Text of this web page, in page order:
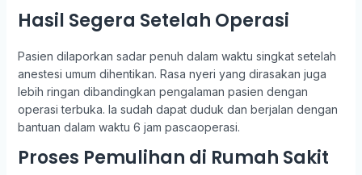
Hasil Segera Setelah Operasi
Pasien dilaporkan sadar penuh dalam waktu singkat setelah
anestesi umum dihentikan. Rasa nyeri yang dirasakan juga
lebih ringan dibandingkan pengalaman pasien dengan
operasi terbuka. Ia sudah dapat duduk dan berjalan dengan
bantuan dalam waktu 6 jam pascaoperasi.
Proses Pemulihan di Rumah Sakit